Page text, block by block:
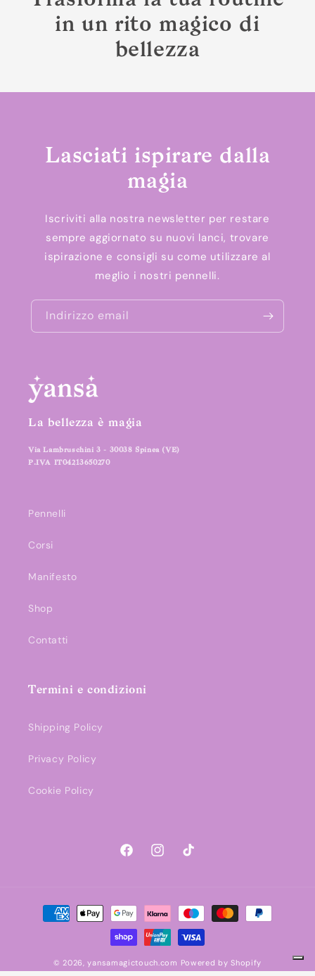
in un rito magico di
bellezza
Lasciati ispirare dalla
magia
Iscriviti alla nostra newsletter per restare
sempre aggiornato su nuovi lanci, trovare
ispirazione e consigli su come utilizzare al
meglio i nostri pennelli.
Indirizzo email
La bellezza è magia
Via Lambruschini 3 - 30038 Spinea (VE)
P.IVA IT04213650270
Pennelli
Corsi
Manifesto
Shop
Contatti
Termini e condizioni
Shipping Policy
Privacy Policy
Cookie Policy
FacebookInstagramTikTok
Metodi
© 2026,yansamagictouch.com Powered by Shopify